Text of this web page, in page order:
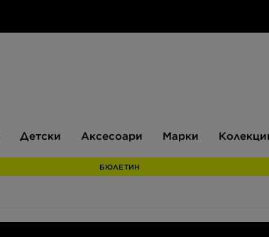
Детски Аксесоари Марки
БЮЛЕТИН